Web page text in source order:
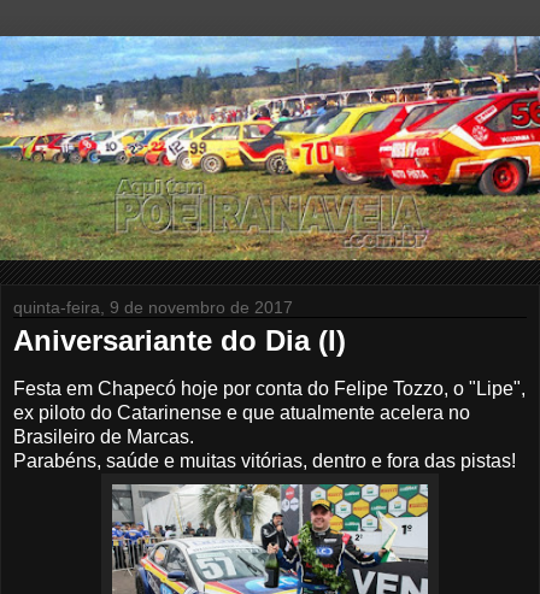
quinta-feira, 9 de novembro de 2017
Aniversariante do Dia (I)
Festa em Chapecó hoje por conta do Felipe Tozzo, o "Lipe",
ex piloto do Catarinense e que atualmente acelera no
Brasileiro de Marcas.
Parabéns, saúde e muitas vitórias, dentro e fora das pistas!